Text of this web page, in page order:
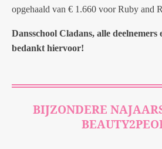
opgehaald van € 1.660 voor Ruby and
Dansschool Cladans, alle deelnemers
bedankt hiervoor!
BIJZONDERE